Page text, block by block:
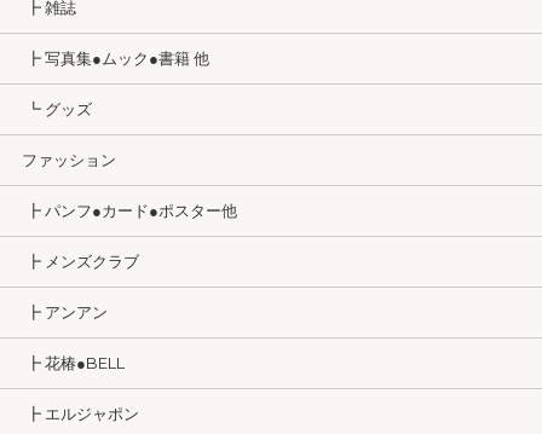
┣ 雑誌
┣ 写真集●ムック●書籍 他
┗ グッズ
ファッション
┣ パンフ●カード●ポスター他
┣ メンズクラブ
┣ アンアン
┣ 花椿●BELL
┣ エルジャポン